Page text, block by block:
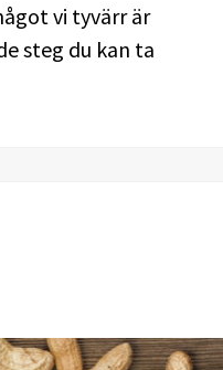
vi tyvärr är
steg du kan ta